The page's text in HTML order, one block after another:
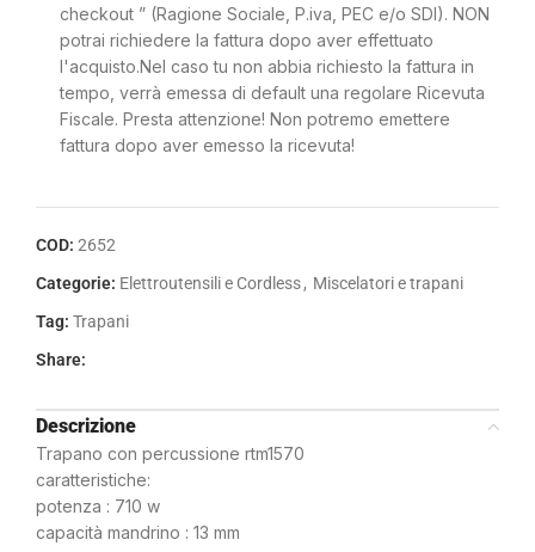
checkout ” (Ragione Sociale, P.iva, PEC e/o SDI). NON
potrai richiedere la fattura dopo aver effettuato
l'acquisto.Nel caso tu non abbia richiesto la fattura in
tempo, verrà emessa di default una regolare Ricevuta
Fiscale. Presta attenzione! Non potremo emettere
fattura dopo aver emesso la ricevuta!
COD: 2652
Categorie: Elettroutensili e Cordless, Miscelatori e trapani
Tag: Trapani
Share:
Descrizione
Trapano con percussione rtm1570
caratteristiche:
potenza : 710 w
capacità mandrino : 13 mm